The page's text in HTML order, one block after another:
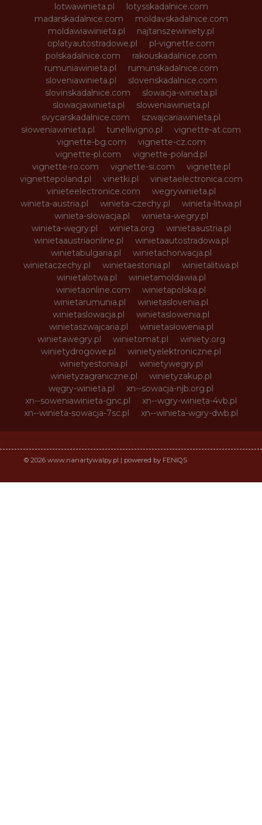
lotwawinieta.pl
lotysskadalnice.com
madarskadalnice.com
moldavskadalnice.com
moldawiawinieta.pl
najtanszewiniety.pl
oplatyautostradowe.pl
pl-vignette.com
polskadalnice.com
rakouskadalnice.com
rumuniawinieta.pl
rumunskadalnice.com
sloveniawinieta.pl
slovenskadalnice.com
slovinskadalnice.com
slowacja-winieta.pl
slowacjawinieta.pl
sloweniawinieta.pl
svycarskadalnice.com
szwajcariawinieta.pl
słoweniawinieta.pl
tunellivigno.pl
vignette-at.com
vignette-bg.com
vignette-cz.com
vignette-pl.com
vignette-poland.pl
vignette-ro.com
vignette-si.com
vignette.pl
vignettepoland.pl
vinetki.pl
vinietaelectronica.com
vinieteelectronice.com
wegrywinieta.pl
winieta-austria.pl
winieta-czechy.pl
winieta-litwa.pl
winieta-słowacja.pl
winieta-wegry.pl
winieta-węgry.pl
winieta.org
winietaaustria.pl
winietaaustriaonline.pl
winietaautostradowa.pl
winietabulgaria.pl
winietachorwacja.pl
winietaczechy.pl
winietaestonia.pl
winietalitwa.pl
winietalotwa.pl
winietamoldawia.pl
winietaonline.com
winietapolska.pl
winietarumunia.pl
winietaslovenia.pl
winietaslowacja.pl
winietaslowenia.pl
winietaszwajcaria.pl
winietasłowenia.pl
winietawegry.pl
winietomat.pl
winiety.org
winietydrogowe.pl
winietyelektroniczne.pl
winietyestonia.pl
winietywegry.pl
winietyzagraniczne.pl
winietyzakup.pl
węgry-winieta.pl
xn--sowacja-njb.org.pl
xn--soweniawinieta-gnc.pl
xn--wgry-winieta-4vb.pl
xn--winieta-sowacja-7sc.pl
xn--winieta-wgry-dwb.pl
© 2026 www.nanartywalpy.pl | powered by FENIQS